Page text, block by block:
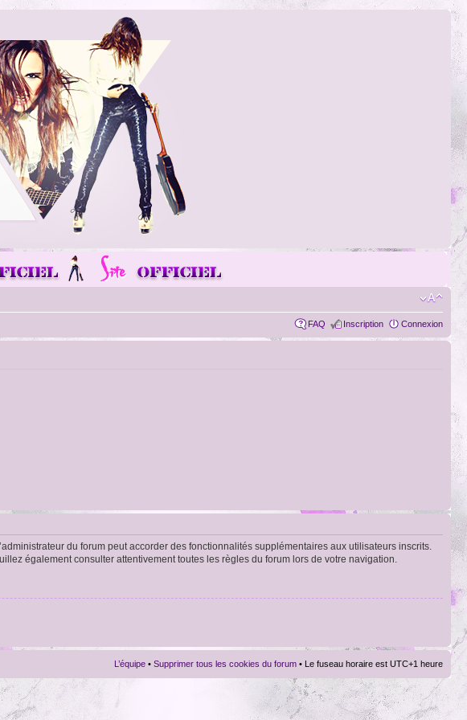
FAQ Inscription Connexion
du forum peut accorder des fonctionnalités supplémentaires aux utilisateurs inscrits.
également consulter attentivement toutes les règles du forum lors de votre navigation.
L’équipe • Supprimer tous les cookies du forum • Le fuseau horaire est UTC+1 heure